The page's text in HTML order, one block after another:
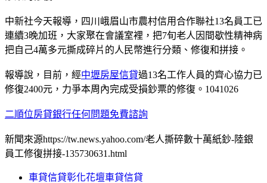
中新社今天報導，四川峨眉山市農村信用合作聯社13名員工已
連續3晚加班，大家聚在會議室裡，把7旬老人因間歇性精神病
把自己4萬多元撕成碎片的人民幣進行分類、修復和拼接。
報導說，目前，經中壢房屋信貸過13名工作人員的齊心協力已
修復2400元，力爭本周內完成受損鈔票的修復。1041026
二順位房貸銀行任何問題免費諮詢
新聞來源https://tw.news.yahoo.com/老人撕碎數十萬紙鈔-陸銀
員工修復拼接-135730631.html
車貸信貸彰化花壇車貸信貸